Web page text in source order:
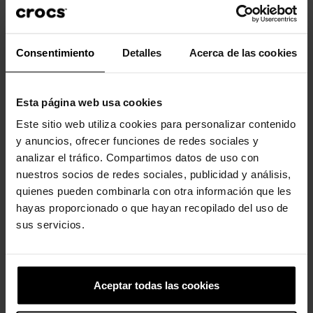
Consentimiento Detalles Acerca de las cookies
Esta página web usa cookies
Este sitio web utiliza cookies para personalizar contenido
y anuncios, ofrecer funciones de redes sociales y
analizar el tráfico. Compartimos datos de uso con
nuestros socios de redes sociales, publicidad y análisis,
quienes pueden combinarla con otra información que les
hayas proporcionado o que hayan recopilado del uso de
sus servicios.
Aceptar todas las cookies
grados.
produto também compraram:
-20% -20%